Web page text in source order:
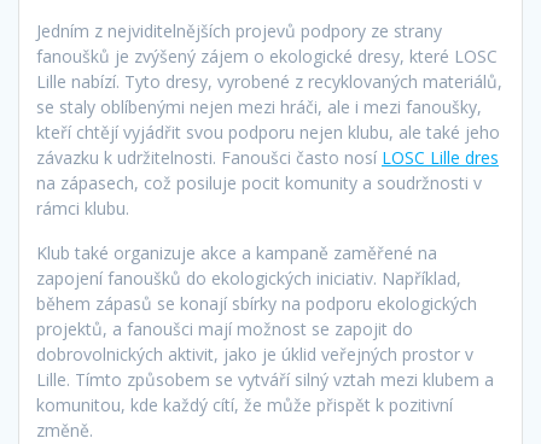
Jedním z nejviditelnějších projevů podpory ze strany
fanoušků je zvýšený zájem o ekologické dresy, které LOSC
Lille nabízí. Tyto dresy, vyrobené z recyklovaných materiálů,
se staly oblíbenými nejen mezi hráči, ale i mezi fanoušky,
kteří chtějí vyjádřit svou podporu nejen klubu, ale také jeho
závazku k udržitelnosti. Fanoušci často nosí LOSC Lille dres
na zápasech, což posiluje pocit komunity a soudržnosti v
rámci klubu.
Klub také organizuje akce a kampaně zaměřené na
zapojení fanoušků do ekologických iniciativ. Například,
během zápasů se konají sbírky na podporu ekologických
projektů, a fanoušci mají možnost se zapojit do
dobrovolnických aktivit, jako je úklid veřejných prostor v
Lille. Tímto způsobem se vytváří silný vztah mezi klubem a
komunitou, kde každý cítí, že může přispět k pozitivní
změně.